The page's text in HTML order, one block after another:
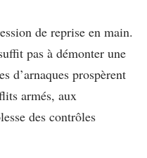
de reprise en main.
pas à démonter une
d’arnaques prospèrent
armés, aux
des contrôles